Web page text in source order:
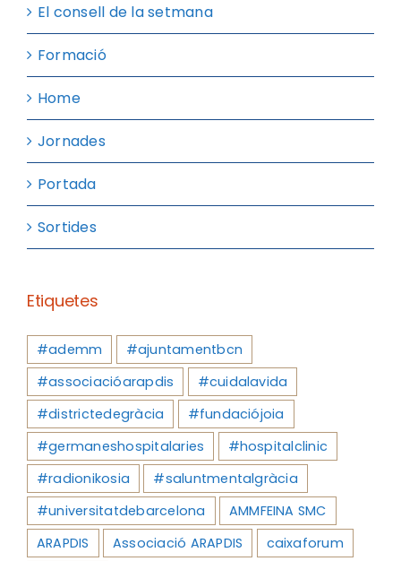
El consell de la setmana
Formació
Home
Jornades
Portada
Sortides
Etiquetes
#ademm
#ajuntamentbcn
#associacióarapdis
#cuidalavida
#districtedegràcia
#fundaciójoia
#germaneshospitalaries
#hospitalclinic
#radionikosia
#saluntmentalgràcia
#universitatdebarcelona
AMMFEINA SMC
ARAPDIS
Associació ARAPDIS
caixaforum